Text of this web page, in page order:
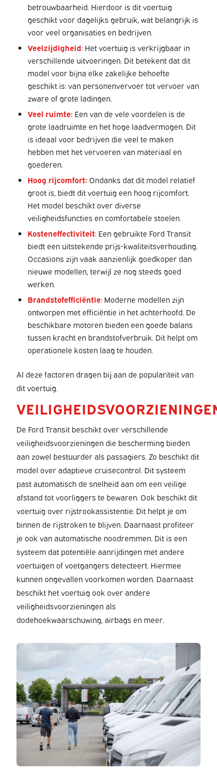
betrouwbaarheid. Hierdoor is dit voertuig
geschikt voor dagelijks gebruik, wat belangrijk is
voor veel organisaties en bedrijven.
Veelzijdigheid: Het voertuig is verkrijgbaar in
verschillende uitvoeringen. Dit betekent dat dit
model voor bijna elke zakelijke behoefte
geschikt is: van personenvervoer tot vervoer van
zware of grote ladingen.
Veel ruimte: Een van de vele voordelen is de
grote laadruimte en het hoge laadvermogen. Dit
is ideaal voor bedrijven die veel te maken
hebben met het vervoeren van materiaal en
goederen.
Hoog rijcomfort: Ondanks dat dit model relatief
groot is, biedt dit voertuig een hoog rijcomfort.
Het model beschikt over diverse
veiligheidsfuncties en comfortabele stoelen.
Kosteneffectiviteit: Een gebruikte Ford Transit
biedt een uitstekende prijs-kwaliteitsverhouding.
Occasions zijn vaak aanzienlijk goedkoper dan
nieuwe modellen, terwijl ze nog steeds goed
werken.
Brandstofefficiëntie: Moderne modellen zijn
ontworpen met efficiëntie in het achterhoofd. De
beschikbare motoren bieden een goede balans
tussen kracht en brandstofverbruik. Dit helpt om
operationele kosten laag te houden.
Al deze factoren dragen bij aan de populariteit van
dit voertuig.
De Ford Transit beschikt over verschillende
veiligheidsvoorzieningen die bescherming bieden
aan zowel bestuurder als passagiers. Zo beschikt dit
model over adaptieve cruisecontrol. Dit systeem
past automatisch de snelheid aan om een veilige
afstand tot voorliggers te bewaren. Ook beschikt dit
voertuig over rijstrookassistentie. Dit helpt je om
binnen de rijstroken te blijven. Daarnaast profiteer
je ook van automatische noodremmen. Dit is een
systeem dat potentiële aanrijdingen met andere
voertuigen of voetgangers detecteert. Hiermee
kunnen ongevallen voorkomen worden. Daarnaast
beschikt het voertuig ook over andere
veiligheidsvoorzieningen als
dodehoekwaarschuwing, airbags en meer.